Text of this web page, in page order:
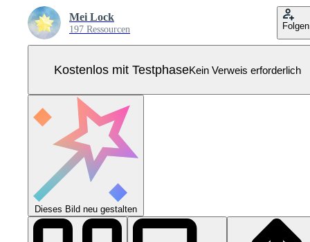
Mei Lock
197 Ressourcen Folgen
Kostenlos mit TestphaseKein Verweis erforderlich
Dieses Bild neu gestalten